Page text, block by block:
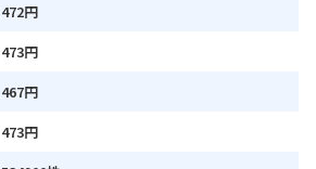
472円
473円
467円
473円